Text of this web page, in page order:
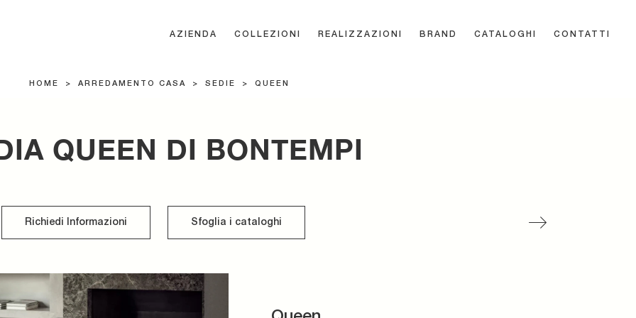
AZIENDA COLLEZIONI REALIZZAZIONI BRAND CATALOGHI CONTATTI
HOME > ARREDAMENTO CASA > SEDIE > QUEEN
QUEEN DI BONTEMPI
Richiedi Informazioni Sfoglia i cataloghi